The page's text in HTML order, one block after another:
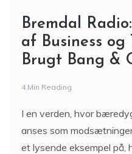
Bremdal
af Business og
Brugt Bang &
4 Min Reading
I en verden, hvor
anses som
et lysende eksempel på,